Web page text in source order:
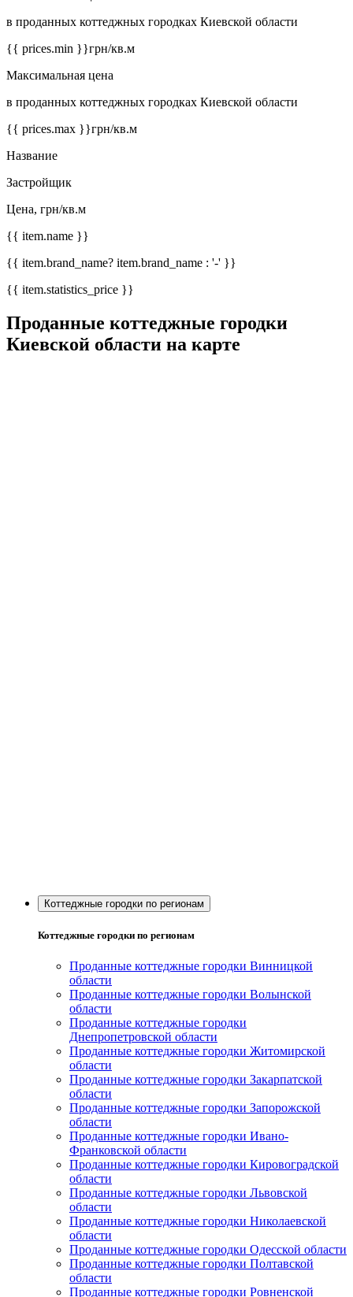
в проданных коттеджных городках Киевской области
{{ prices.min }}грн/кв.м
Максимальная цена
в проданных коттеджных городках Киевской области
{{ prices.max }}грн/кв.м
Название
Застройщик
Цена, грн/кв.м
{{ item.name }}
{{ item.brand_name? item.brand_name : '-' }}
{{ item.statistics_price }}
Проданные коттеджные городки
Киевской области на карте
Коттеджные городки по регионам
Коттеджные городки по регионам
Проданные коттеджные городки Винницкой
области
Проданные коттеджные городки Волынской
области
Проданные коттеджные городки
Днепропетровской области
Проданные коттеджные городки Житомирской
области
Проданные коттеджные городки Закарпатской
области
Проданные коттеджные городки Запорожской
области
Проданные коттеджные городки Ивано-
Франковской области
Проданные коттеджные городки Кировоградской
области
Проданные коттеджные городки Львовской
области
Проданные коттеджные городки Николаевской
области
Проданные коттеджные городки Одесской области
Проданные коттеджные городки Полтавской
области
Проданные коттеджные городки Ровненской